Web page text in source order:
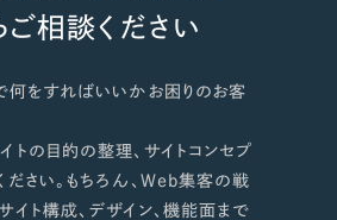
相談ください
何をすればいいかお困りのお客
の目的の整理、サイトコンセプ
ださい。もちろん、Web集客の戦
ト構成、デザイン、機能面まで